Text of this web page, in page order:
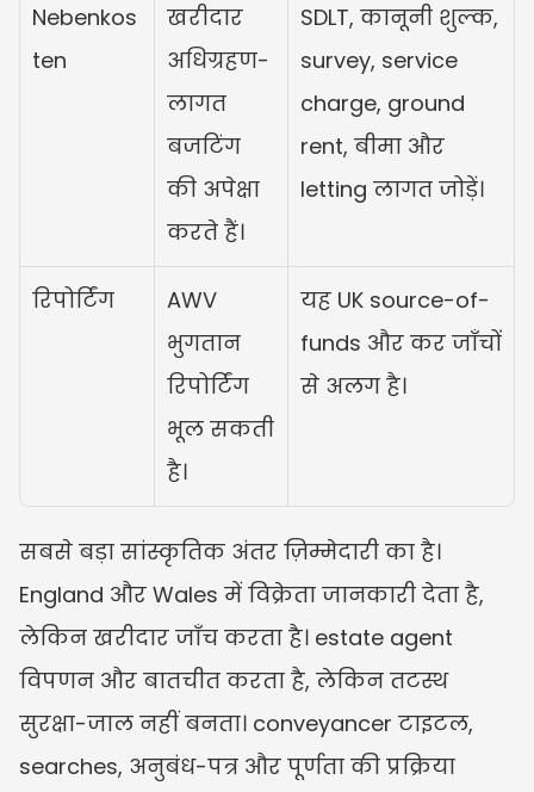
Nebenkos
ten
खरीदार
अधिग्रहण-
लागत
बजटिंग
की अपेक्षा
करते हैं।
SDLT, कानूनी शुल्क,
survey, service
charge, ground
rent, बीमा और
letting लागत जोड़ें।
रिपोर्टिंग
AWV
भुगतान
रिपोर्टिंग
भूल सकती
है।
यह UK source-of-
funds और कर जाँचों
से अलग है।
सबसे बड़ा सांस्कृतिक अंतर ज़िम्मेदारी का है।
England और Wales में विक्रेता जानकारी देता है,
लेकिन खरीदार जाँच करता है। estate agent
विपणन और बातचीत करता है, लेकिन तटस्थ
सुरक्षा-जाल नहीं बनता। conveyancer टाइटल,
searches, अनुबंध-पत्र और पूर्णता की प्रक्रिया